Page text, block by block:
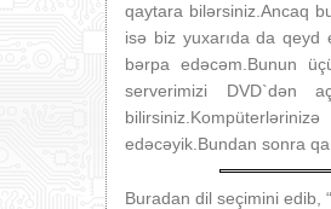
qaytara bilərsiniz.Ancaq
isə biz yuxarıda da qeyd
bərpa edəcəm.Bunun
serverimizi DVD`dən
edəcəyik.Bundan sonra
Buradan dil seçimini edib,